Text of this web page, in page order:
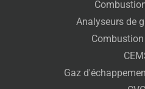
Analyseurs de
Gaz